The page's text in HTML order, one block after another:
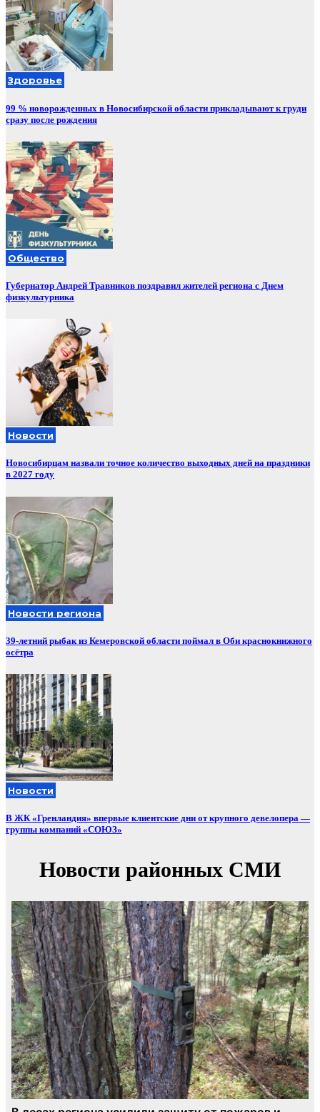
Здоровье
99 % новорожденных в Новосибирской области прикладывают к груди
сразу после рождения
Общество
Губернатор Андрей Травников поздравил жителей региона с Днем
физкультурника
Новости
Новосибирцам назвали точное количество выходных дней на праздники
в 2027 году
Новости региона
39-летний рыбак из Кемеровской области поймал в Оби краснокнижного
осётра
Новости
В ЖК «Гренландия» впервые клиентские дни от крупного девелопера —
группы компаний «СОЮЗ»